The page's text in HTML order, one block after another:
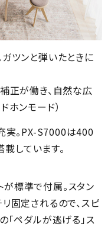
ツンと弾いたときに
正が働き、自然な広
ホンモード）
実。PX-S7000は400
しています。
標準で付属。スタン
固定されるので、スピ
「ペダルが逃げる」ス